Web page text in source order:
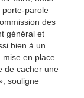
porte-parole
des
général et
bien à un
mise en place
de cacher une
souligne